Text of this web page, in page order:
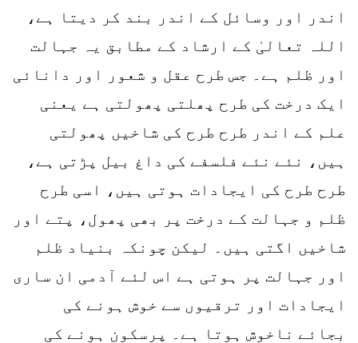
اندر اور وسائل کے اندر بند کر دیتا ہے،
اللہ تعالیٰ کے ارشاد کے مطابق یہ جہالت
اور ظلم ہے۔ جس طرح عقل و شعور اور دانائی
ایک درخت کی طرح پھلتی پھولتی ہے یعنی
علم کے اندر طرح طرح کی شاخیں پھولتی
ہیں، نئے نئے فلسفے کی داغ بیل پڑتی ہے،
طرح طرح کی ایجادات ہوتی ہیں، اسی طرح
ظلم و جہالت کے درخت پر بھی پھول، پتے اور
شاخیں اگتی ہیں۔ لیکن چونکہ بنیاد ظلم
اور جہالت پر ہوتی ہے اس لئے آدمی ان ساری
ایجادات اور ترقیوں سے خوش ہونے کی
بجائے ناخوش ہوتا ہے۔ پرسکون ہونے کی